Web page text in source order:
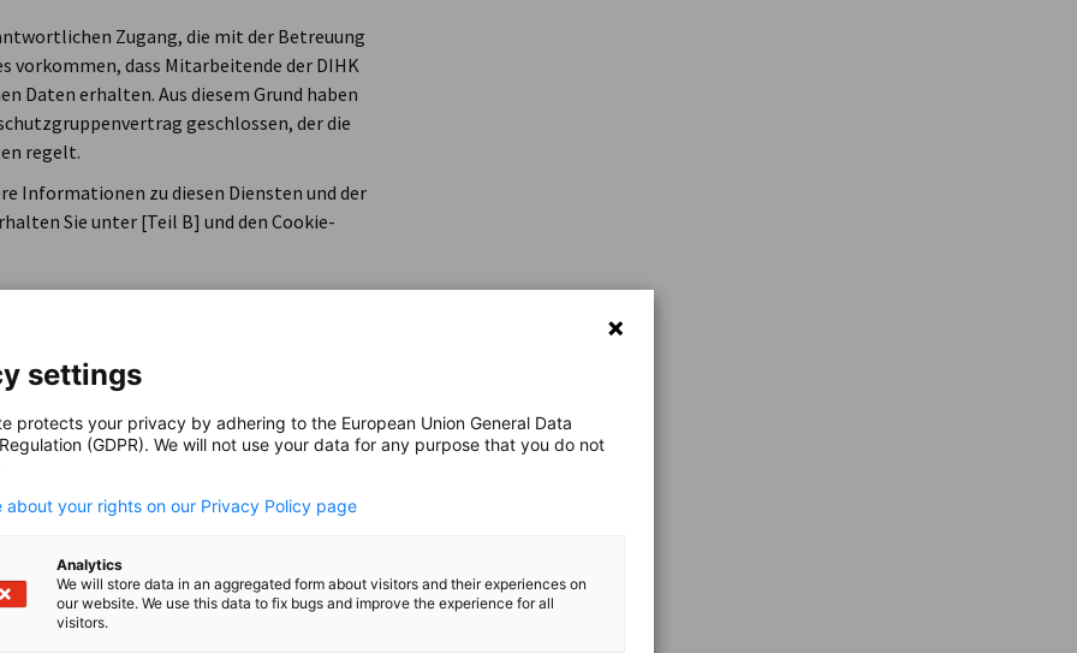
Zugang, die mit der Betreuung
vorkommen, dass Mitarbeitende der DIHK
Daten erhalten. Aus diesem Grund haben
geschlossen, der die
regelt.
Informationen zu diesen Diensten und der
Sie unter [Teil B] und den Cookie-
Analysesoftware. Wir sammeln Daten über
von Cookies.
entnehmen Sie bitte folgendem Link:
pro-users/
Nutzungen nachzuvollziehen, wie
settings
protects your privacy by adhering to the European Union General Data
(GDPR). We will not use your data for any purpose that you do not
about your rights on our Privacy Policy page
Analytics
We will store data in an aggregated form about visitors and their experiences on
our website. We use this data to fix bugs and improve the experience for all
visitors.